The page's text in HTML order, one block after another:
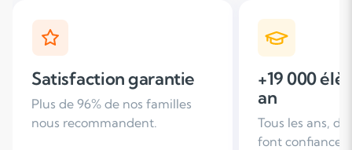
+19 000 élèves suivis /
an
Tous les ans, des familles nous
+ de 25 ans
Leader du
domicile en